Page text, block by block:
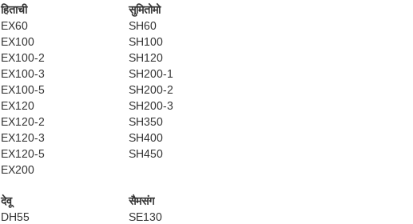
हिताची
सुमितोमो
EX60
SH60
EX100
SH100
EX100-2
SH120
EX100-3
SH200-1
EX100-5
SH200-2
EX120
SH200-3
EX120-2
SH350
EX120-3
SH400
EX120-5
SH450
EX200
देवू
सैमसंग
DH55
SE130